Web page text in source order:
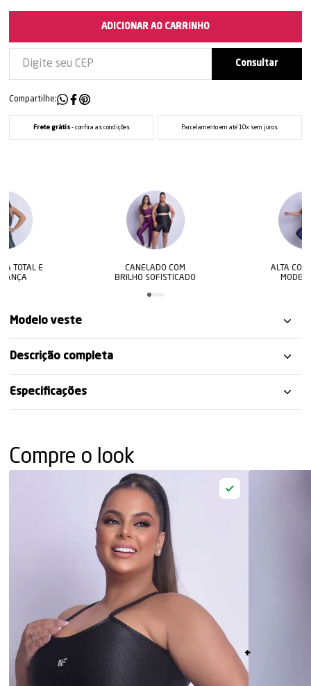
ADICIONAR AO CARRINHO
Compartilhe:
Frete grátis- confira as condições Parcelamento em até 10x sem juros
CANELADO COM
BRILHO SOFISTICADO
ALTA COMPRESSÃO
MODELADORA
Modelo veste
Descrição completa
Especificações
Compre o look